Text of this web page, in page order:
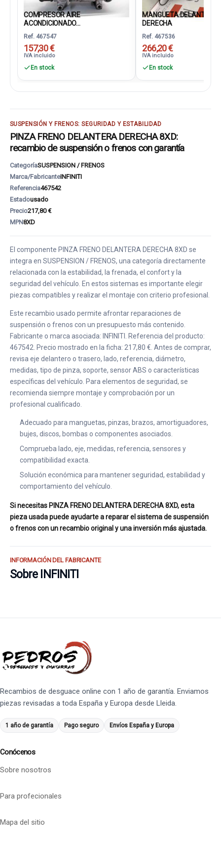
COMPRESOR AIRE
ACONDICIONADO...
Ref. 467547
157,30 €
IVA incluido
En stock
MANGUETA DELANTERA
DERECHA
Ref. 467536
266,20 €
IVA incluido
En stock
SUSPENSIÓN Y FRENOS: SEGURIDAD Y ESTABILIDAD
PINZA FRENO DELANTERA DERECHA 8XD:
recambio de suspensión o frenos con garantía
CategoríaSUSPENSION / FRENOS
Marca/FabricanteINFINITI
Referencia467542
Estadousado
Precio217,80 €
MPN8XD
El componente PINZA FRENO DELANTERA DERECHA 8XD se
integra en SUSPENSION / FRENOS, una categoría directamente
relacionada con la estabilidad, la frenada, el confort y la
seguridad del vehículo. En estos sistemas es importante elegir
piezas compatibles y realizar el montaje con criterio profesional.
Este recambio usado permite afrontar reparaciones de
suspensión o frenos con un presupuesto más contenido.
Fabricante o marca asociada: INFINITI. Referencia del producto:
467542. Precio mostrado en la ficha: 217,80 €. Antes de comprar,
revisa eje delantero o trasero, lado, referencia, diámetro,
medidas, tipo de pinza, soporte, sensor ABS o características
específicas del vehículo. Para elementos de seguridad, se
recomienda siempre montaje y comprobación por un
profesional cualificado.
Adecuado para manguetas, pinzas, brazos, amortiguadores,
bujes, discos, bombas o componentes asociados.
Comprueba lado, eje, medidas, referencia, sensores y
compatibilidad exacta.
Solución económica para mantener seguridad, estabilidad y
comportamiento del vehículo.
Si necesitas PINZA FRENO DELANTERA DERECHA 8XD, esta
pieza usada puede ayudarte a reparar el sistema de suspensión
o frenos con un recambio original y una inversión más ajustada.
INFORMACIÓN DEL FABRICANTE
Sobre INFINITI
Recambios de desguace online con 1 año de garantía. Enviamos
piezas revisadas a toda España y Europa desde Lleida.
1 año de garantía Pago seguro Envíos España y Europa
Conócenos
Sobre nosotros
Para profecionales
Mapa del sitio